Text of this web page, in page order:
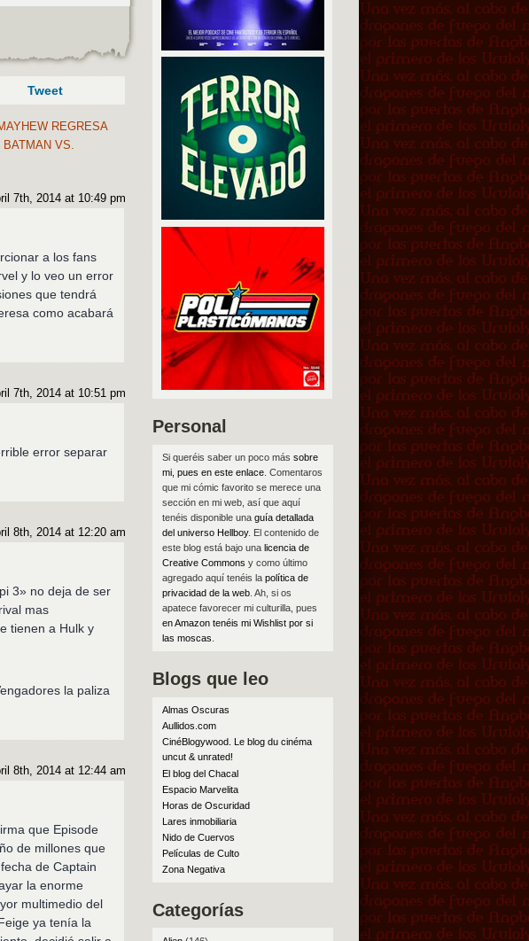
Tweet
REGRESA
BATMAN VS.
7th, 2014 at 10:49 pm
a los fans
y lo veo un error
que tendrá
como acabará
7th, 2014 at 10:51 pm
error separar
8th, 2014 at 12:20 am
3» no deja de ser
mas
tienen a Hulk y
la paliza
8th, 2014 at 12:44 am
que Episode
de millones que
de Captain
la enorme
multimedio del
ya tenía la
Personal
Si queréis saber un poco más sobre
mi, pues en este enlace. Comentaros
que mi cómic favorito se merece una
sección en mi web, así que aquí
tenéis disponible una guía detallada
del universo Hellboy. El contenido de
este blog está bajo una licencia de
Creative Commons y como último
agregado aquí tenéis la política de
privacidad de la web. Ah, si os
apatece favorecer mi culturilla, pues
en Amazon tenéis mi Wishlist por si
las moscas
Blogs que leo
Almas Oscuras
Aullidos.com
CinéBlogywood. Le blog du cinéma
uncut & unrated!
El blog del Chacal
Espacio Marvelita
Horas de Oscuridad
Lares inmobiliaria
Nido de Cuervos
Películas de Culto
Zona Negativa
Categorías